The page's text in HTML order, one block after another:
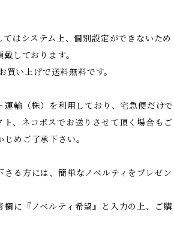
はシステム上、個別設定ができないため
しております。
い上げで送料無料です。
輸（株）を利用しており、宅急便だけで
ト、ネコポスでお送りさせて頂く場合もご
めご了承下さい。
さる方には、簡単なノベルティをプレゼン
欄に『ノベルティ希望』と入力の上、ご購